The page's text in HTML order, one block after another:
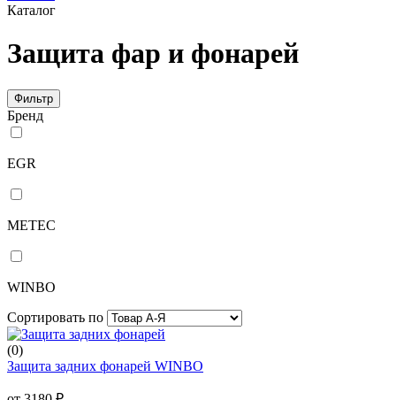
Каталог
Защита фар и фонарей
Фильтр
Бренд
EGR
METEC
WINBO
Сортировать по
(0)
Защита задних фонарей WINBO